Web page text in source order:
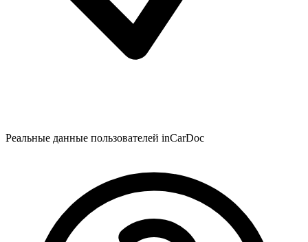
Реальные данные пользователей inCarDoc